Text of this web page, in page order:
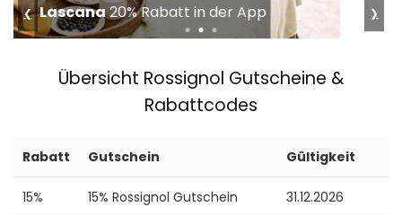
tink50% auf Smart Home & Sicherheit
❮ ❯
Übersicht Rossignol Gutscheine &
Rabattcodes
Rabatt Gutschein Gültigkeit
15% 15% Rossignol Gutschein 31.12.2026